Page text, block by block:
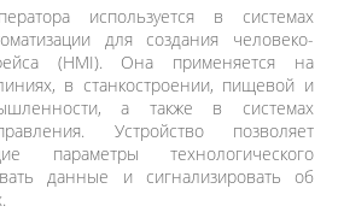
используется в системах
для создания человеко-
(HMI). Она применяется на
в станкостроении, пищевой и
а также в системах
Устройство позволяет
параметры технологического
данные и сигнализировать об